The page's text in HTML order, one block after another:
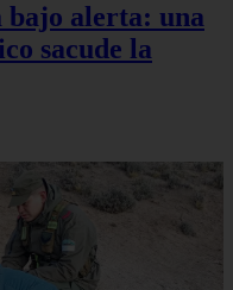
bajo alerta: una
sacude la